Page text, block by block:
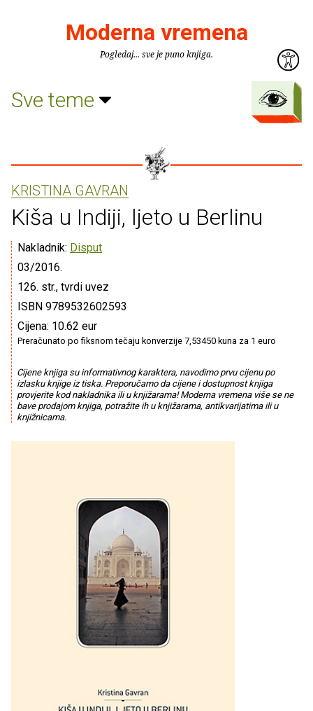
Moderna vremena
Pogledaj... sve je puno knjiga.
Sve teme
KRISTINA GAVRAN
Kiša u Indiji, ljeto u Berlinu
Nakladnik: Disput
03/2016.
126. str., tvrdi uvez
ISBN 9789532602593
Cijena: 10.62 eur
Preračunato po fiksnom tečaju konverzije 7,53450 kuna za 1 euro
Cijene knjiga su informativnog karaktera, navodimo prvu cijenu po
izlasku knjige iz tiska. Preporučamo da cijene i dostupnost knjiga
provjerite kod nakladnika ili u knjižarama! Moderna vremena više se ne
bave prodajom knjiga, potražite ih u knjižarama, antikvarijatima ili u
knjižnicama.